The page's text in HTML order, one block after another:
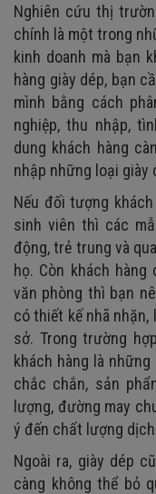
Nghiên cứu thị
chính là một trong
kinh doanh mà bạn
hàng giày dép, bạn
mình bằng cách
nghiệp, thu nhập,
dung khách hàng
nhập những loại giày
Nếu đối tượng
sinh viên thì các
động, trẻ trung và
họ. Còn khách
văn phòng thì bạn
có thiết kế nhã
sở. Trong trường
khách hàng là
chắc chắn, sản
lượng, đường may
ý đến chất lượng
Ngoài ra, giày dép
càng không thể bỏ